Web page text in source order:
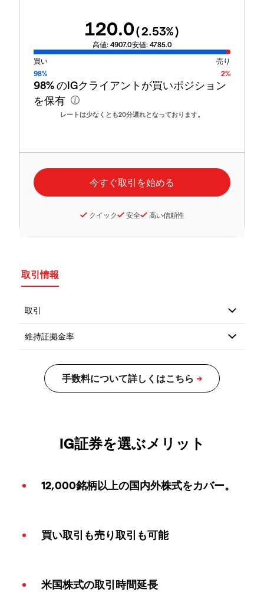
120.0(2.53%)
高値: 4907.0安値: 4785.0
買い
売り
98%
2%
98%のIGクライアントが買いポジション
を保有
レートは少なくとも20分遅れとなっております。
クイック 安全 高い信頼性
取引情報
IG証券を選ぶメリット
12,000銘柄以上の国内外株式をカバー。
買い取引も売り取引も可能
米国株式の取引時間延長